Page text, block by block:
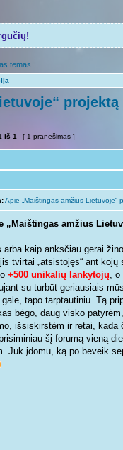
temas
projektą
iš 1 [ 1 pranešimas ]
Apie „Maištingas amžius Lietuvoje“
„Maištingas amžius
arba kaip anksčiau gerai
jis tvirtai „atsistojęs“ ant kojų
+500 unikalių lankytojų, o
su turbūt geriausiais
tapo tarptautiniu. Tą
bėgo, daug visko
išsiskirstėm ir retai, kada
šį forumą vieną
Juk įdomu, ką po beveik